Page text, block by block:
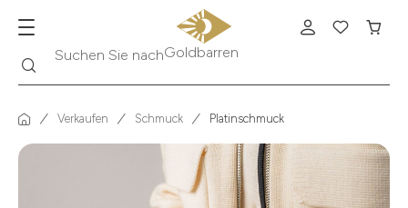
Suchen Sie nachKrügerrand
Verkaufen Schmuck Platinschmuck